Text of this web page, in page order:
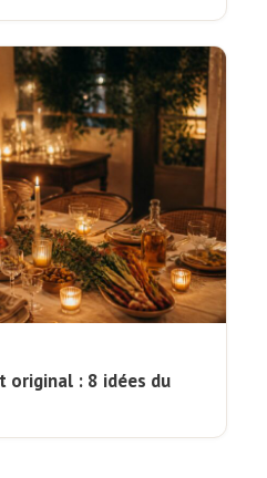
original : 8 idées du